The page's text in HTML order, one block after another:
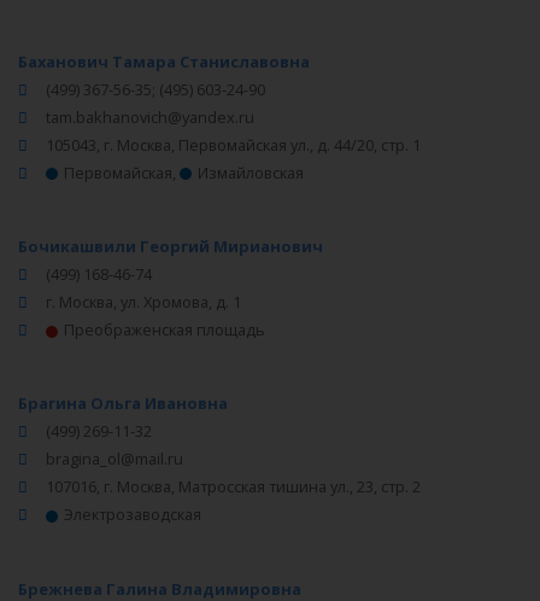
Баханович Тамара Станиславовна
(499) 367-56-35; (495) 603-24-90
tam.bakhanovich@yandex.ru
105043, г. Москва, Первомайская ул., д. 44/20, стр. 1
Первомайская
Измайловская
Бочикашвили Георгий Мирианович
(499) 168-46-74
г. Москва, ул. Хромова, д. 1
Преображенская площадь
Брагина Ольга Ивановна
(499) 269-11-32
bragina_ol@mail.ru
107016, г. Москва, Матросская тишина ул., 23, стр. 2
Электрозаводская
Брежнева Галина Владимировна